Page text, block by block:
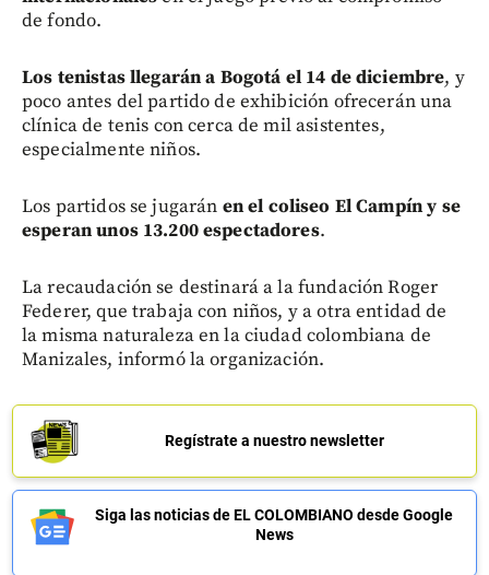
de fondo.
Los tenistas llegarán a Bogotá el 14 de diciembre, y
poco antes del partido de exhibición ofrecerán una
clínica de tenis con cerca de mil asistentes,
especialmente niños.
Los partidos se jugarán en el coliseo El Campín y se
esperan unos 13.200 espectadores.
La recaudación se destinará a la fundación Roger
Federer, que trabaja con niños, y a otra entidad de
la misma naturaleza en la ciudad colombiana de
Manizales, informó la organización.
Regístrate a nuestro newsletter
Siga las noticias de EL COLOMBIANO desde Google
News